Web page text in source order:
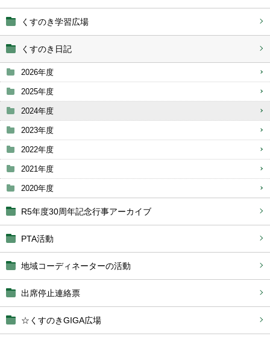
くすのき学習広場
くすのき日記
2026年度
2025年度
2024年度
2023年度
2022年度
2021年度
2020年度
R5年度30周年記念行事アーカイブ
PTA活動
地域コーディネーターの活動
出席停止連絡票
☆くすのきGIGA広場